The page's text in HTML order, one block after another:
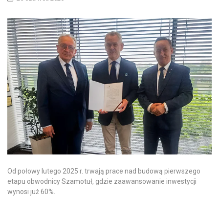
Od połowy lutego 2025 r. trwają prace nad budową pierwszego
etapu obwodnicy Szamotuł, gdzie zaawansowanie inwestycji
wynosi już 60%.